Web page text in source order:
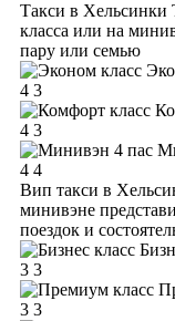
Такси в Хельсинки
класса или на
пару или семью
4 3
4 3
4 4
Вип такси в
минивэне
поездок и
3 3
3 3